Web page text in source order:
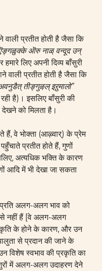
वाली प्रतीत होती है जैसा कि
ऒरु नाळ् वन्दूद उन्
लिए अपनी दिव्य बाँसुरी
वाली प्रतीत होती है जैसा कि
तीङ्गुऴल् इऱुमालो”
है)। इसलिए बाँसुरी की
देखने को मिलता है।
हैं, वे भोक्ता (आऴ्वार्) के प्रेम
प्रतीत होते हैं, गुणों
अत्यधिक भक्ति के कारण
आदि में भी देखा जा सकता
अलग-अलग भाव को
से नहीं हैं [वे अलग-अलग
के होने के कारण, और उन
से प्रदान की जाने के
विशेष स्वभाव की प्रकृति का
में अलग-अलग उदाहरण देने